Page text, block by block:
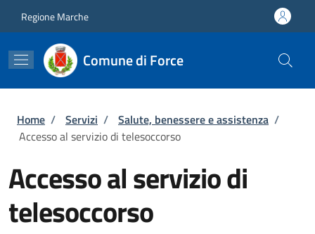
Regione Marche
Comune di Force
Briciole di pane
Home / Servizi / Salute, benessere e assistenza /
Accesso al servizio di telesoccorso
Accesso al servizio di
telesoccorso